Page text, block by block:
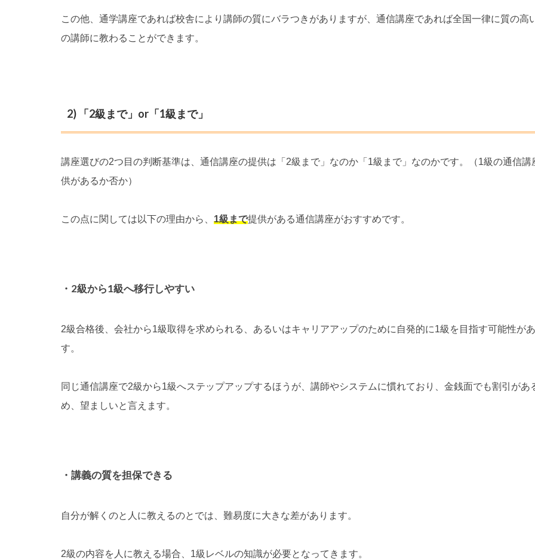
この他、通学講座であれば校舎により講師の質にバラつきがありますが、通信講座であれば全国一律に質の高
の講師に教わることができます。
2) 「2級まで」or「1級まで」
講座選びの2つ目の判断基準は、通信講座の提供は「2級まで」なのか「1級まで」なのかです。（1級の通信講
供があるか否か）
この点に関しては以下の理由から、 1級まで提供がある通信講座がおすすめです。
・2級から1級へ移行しやすい
2級合格後、会社から1級取得を求められる、あるいはキャリアアップのために自発的に1級を目指す可能性が
す。
同じ通信講座で2級から1級へステップアップするほうが、講師やシステムに慣れており、金銭面でも割引があ
め、望ましいと言えます。
・講義の質を担保できる
自分が解くのと人に教えるのとでは、難易度に大きな差があります。
2級の内容を人に教える場合、1級レベルの知識が必要となってきます。